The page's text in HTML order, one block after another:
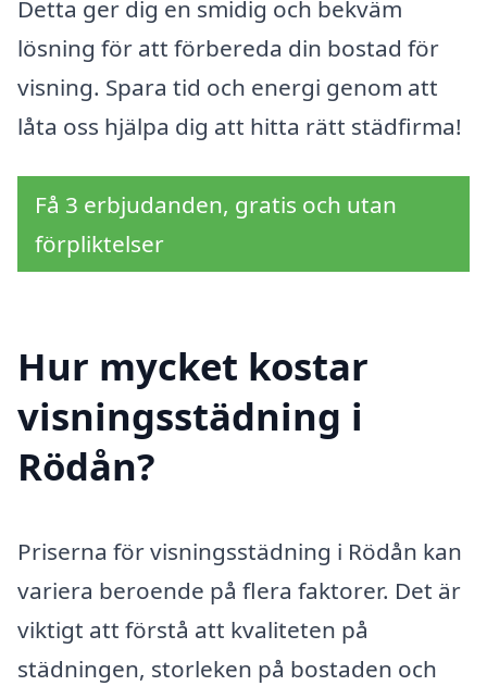
Detta ger dig en smidig och bekväm
lösning för att förbereda din bostad för
visning. Spara tid och energi genom att
låta oss hjälpa dig att hitta rätt städfirma!
Få 3 erbjudanden, gratis och utan
förpliktelser
Hur mycket kostar
visningsstädning i
Rödån?
Priserna för visningsstädning i Rödån kan
variera beroende på flera faktorer. Det är
viktigt att förstå att kvaliteten på
städningen, storleken på bostaden och